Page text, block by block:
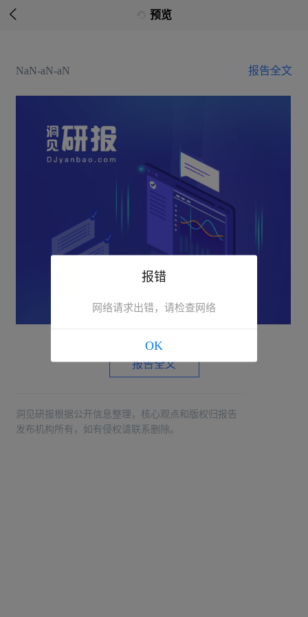
 预览
NaN-aN-aN 报告全文
报告全文
洞见研报根据公开信息整理，核心观点和版权归报告
发布机构所有，如有侵权请联系删除。
报错
网络请求出错，请检查网络
OK